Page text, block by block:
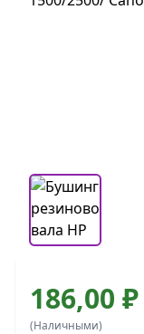
186,00 ₽
(Наличными)